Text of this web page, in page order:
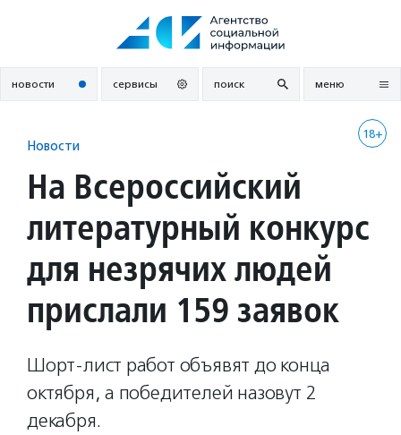
новости сервисы поиск меню
18+
Новости
На Всероссийский
литературный конкурс
для незрячих людей
прислали 159 заявок
Шорт-лист работ объявят до конца
октября, а победителей назовут 2
декабря.